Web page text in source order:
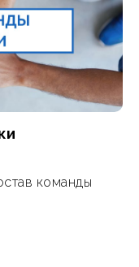
команды